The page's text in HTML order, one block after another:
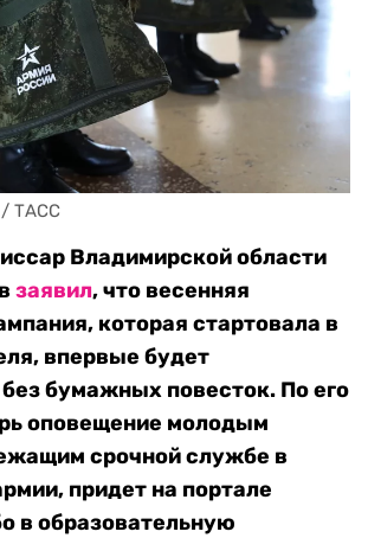
/ ТАСС
Владимирской области
заявил, что весенняя
которая стартовала в
впервые будет
бумажных повесток. По его
оповещение молодым
срочной службе в
придет на портале
в образовательную